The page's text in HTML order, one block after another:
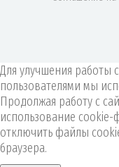
Для улучшения работы
пользователями мы
Продолжая работу с
использование
отключить файлы
браузера.